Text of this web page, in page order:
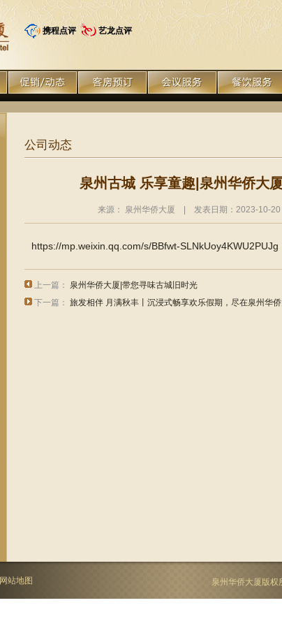
携程点评 艺龙点评
公司动态
泉州古城 乐享童趣|泉州华侨大
来源： 泉州华侨大厦 | 发表日期：2023-10-
https://mp.weixin.qq.com/s/BBfwt-SLNkUoy4KWU2PUJg
上一篇： 泉州华侨大厦|带您寻味古城旧时光
下一篇： 旅发相伴 月满秋丰丨沉浸式畅享欢乐假期，尽在泉州华
网站地图 泉州华侨大厦版权